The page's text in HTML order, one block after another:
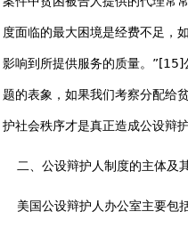
度面临的最大困境是经费不足，
影响到所提供服务的质量。”[15]
题的表象，如果我们考察分配给
护社会秩序才是真正造成公设辩
二、公设辩护人制度的主体及
美国公设辩护人办公室主要包